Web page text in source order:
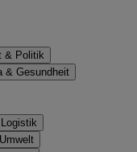
& Politik
& Gesundheit